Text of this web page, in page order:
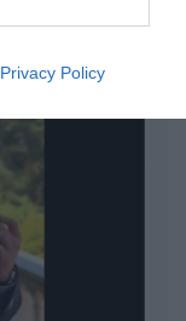
Privacy Policy